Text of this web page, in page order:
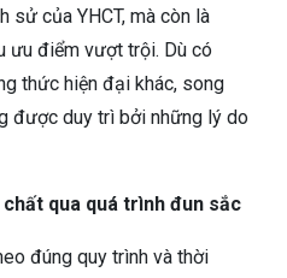
sử của YHCT, mà còn là
ưu điểm vượt trội. Dù có
thức hiện đại khác, song
được duy trì bởi những lý do
qua quá trình đun sắc
đúng quy trình và thời